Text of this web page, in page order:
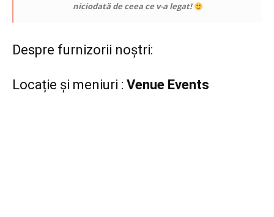
niciodată de ceea ce v-a legat!
Despre furnizorii noștri:
Locație și meniuri : Venue Events